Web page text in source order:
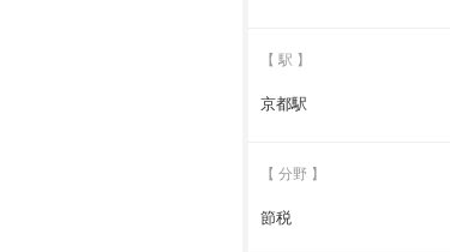
【 駅 】
京都駅
【 分野 】
節税